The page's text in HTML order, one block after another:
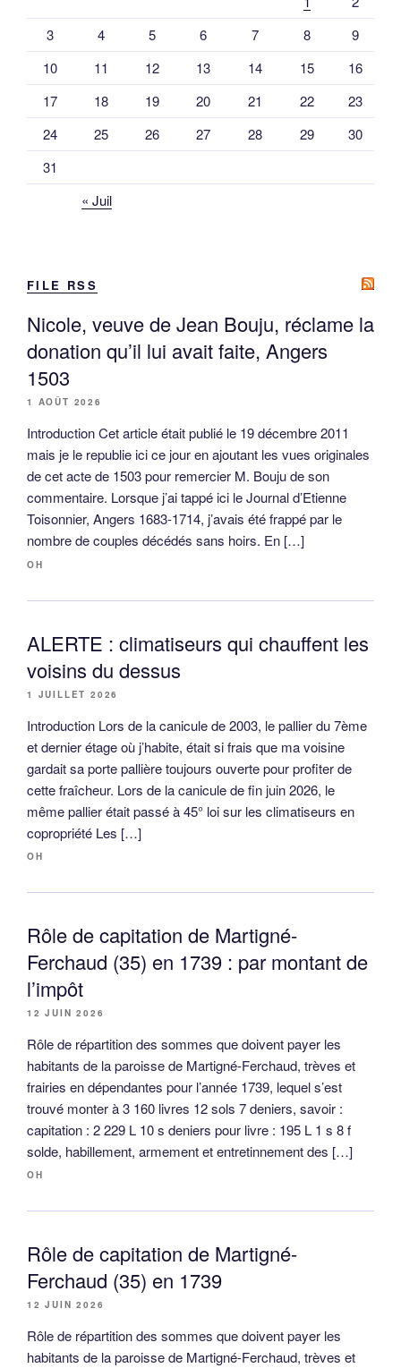
3
4 5 6 7 8
9
10
11 12 13 14 15
16
17
18 19 20 21 22
23
24
25 26 27 28 29
30
31
« Juil
FILE RSS
Nicole, veuve de Jean Bouju, réclame la
donation qu’il lui avait faite, Angers
1503
1 AOÛT 2026
Introduction Cet article était publié le 19 décembre 2011
mais je le republie ici ce jour en ajoutant les vues originales
de cet acte de 1503 pour remercier M. Bouju de son
commentaire. Lorsque j’ai tappé ici le Journal d’Etienne
Toisonnier, Angers 1683-1714, j’avais été frappé par le
nombre de couples décédés sans hoirs. En […]
OH
ALERTE : climatiseurs qui chauffent les
voisins du dessus
1 JUILLET 2026
Introduction Lors de la canicule de 2003, le pallier du 7ème
et dernier étage où j’habite, était si frais que ma voisine
gardait sa porte pallière toujours ouverte pour profiter de
cette fraîcheur. Lors de la canicule de fin juin 2026, le
même pallier était passé à 45° loi sur les climatiseurs en
copropriété Les […]
OH
Rôle de capitation de Martigné-
Ferchaud (35) en 1739 : par montant de
l’impôt
12 JUIN 2026
Rôle de répartition des sommes que doivent payer les
habitants de la paroisse de Martigné-Ferchaud, trèves et
frairies en dépendantes pour l’année 1739, lequel s’est
trouvé monter à 3 160 livres 12 sols 7 deniers, savoir :
capitation : 2 229 L 10 s deniers pour livre : 195 L 1 s 8 f
solde, habillement, armement et entretinnement des […]
OH
Rôle de capitation de Martigné-
Ferchaud (35) en 1739
12 JUIN 2026
Rôle de répartition des sommes que doivent payer les
habitants de la paroisse de Martigné-Ferchaud, trèves et